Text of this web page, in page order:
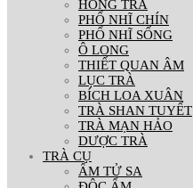
HỒNG TRÀ
PHỔ NHĨ CHÍN
PHỔ NHĨ SỐNG
Ô LONG
THIẾT QUAN ÂM
LỤC TRÀ
BÍCH LOA XUÂN
TRÀ SHAN TUYẾT
TRÀ MẠN HẢO
DƯỢC TRÀ
TRÀ CỤ
ẤM TỬ SA